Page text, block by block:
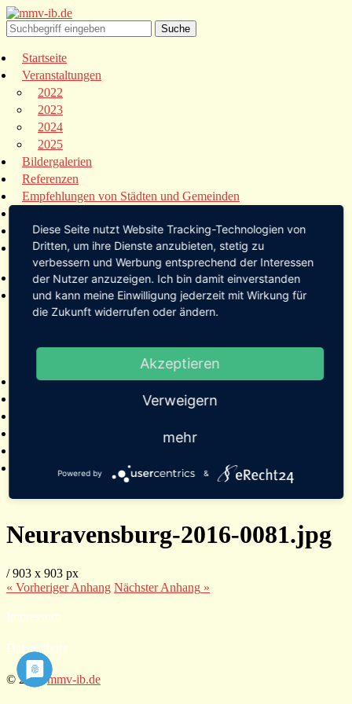
Startseite
Veranstaltungen
2022
2023
2024
2025
Bildergalerien
Referenzen
Empfehlungen von Städten und Gemeinden
Links
Kontakt
Startseite
Veranstaltungen
2022
2024
Bildergalerien
Kontakt
Neuravensburg-2016-0081.jpg
/903 x 903 px
« VorherigerAnhang NächsterAnhang »
Impressum
Datenschutz
© 2026mmv-ib.de
Diese Seite nutzt Website Tracking-Technologien von
Dritten, um ihre Dienste anzubieten, stetig zu
verbessern und Werbung entsprechend der Interessen
der Nutzer anzuzeigen. Ich bin damit einverstanden
und kann meine Einwilligung jederzeit mit Wirkung für
die Zukunft widerrufen oder ändern.
Akzeptieren
Verweigern
mehr
Powered by &